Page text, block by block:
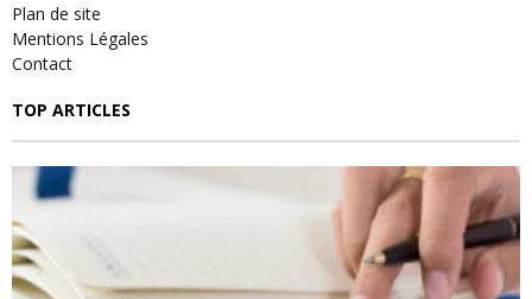
Plan de site
Mentions Légales
Contact
TOP ARTICLES